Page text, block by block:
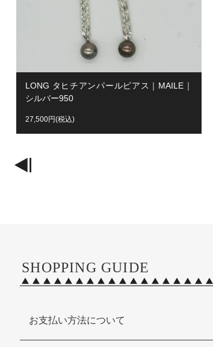
LONG タヒチアンパールピアス｜MAILE｜
シルバー950
27,500円(税込)
SHOPPING GUIDE
お支払い方法について